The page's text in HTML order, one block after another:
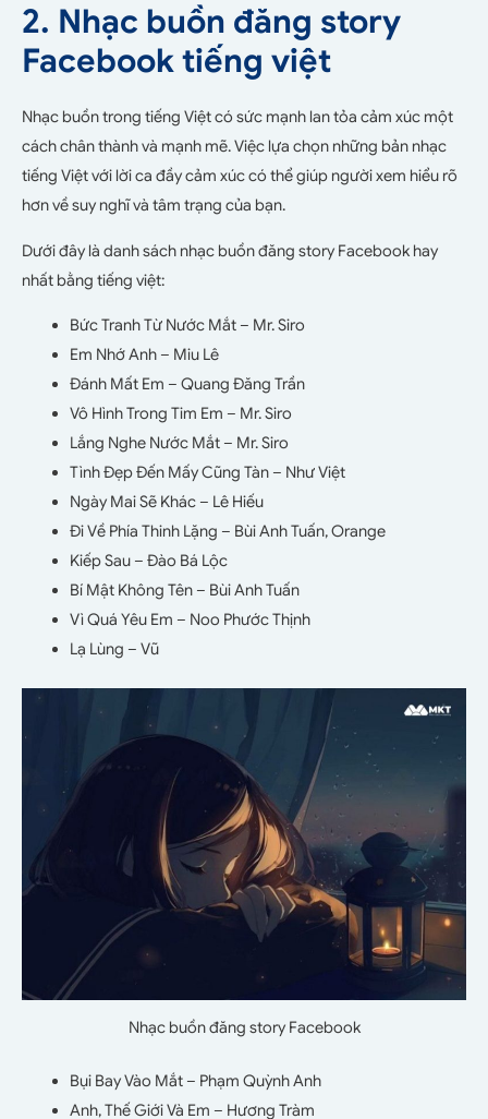
2. Nhạc buồn đăng story
Facebook tiếng việt
Nhạc buồn trong tiếng Việt có sức mạnh lan tỏa cảm xúc một
cách chân thành và mạnh mẽ. Việc lựa chọn những bản nhạc
tiếng Việt với lời ca đầy cảm xúc có thể giúp người xem hiểu rõ
hơn về suy nghĩ và tâm trạng của bạn.
Dưới đây là danh sách nhạc buồn đăng story Facebook hay
nhất bằng tiếng việt:
Bức Tranh Từ Nước Mắt – Mr. Siro
Em Nhớ Anh – Miu Lê
Đánh Mất Em – Quang Đăng Trần
Vô Hình Trong Tim Em – Mr. Siro
Lắng Nghe Nước Mắt – Mr. Siro
Tình Đẹp Đến Mấy Cũng Tàn – Như Việt
Ngày Mai Sẽ Khác – Lê Hiếu
Đi Về Phía Thinh Lặng – Bùi Anh Tuấn, Orange
Kiếp Sau – Đào Bá Lộc
Bí Mật Không Tên – Bùi Anh Tuấn
Vì Quá Yêu Em – Noo Phước Thịnh
Lạ Lùng – Vũ
Nhạc buồn đăng story Facebook
Bụi Bay Vào Mắt – Phạm Quỳnh Anh
Anh, Thế Giới Và Em – Hương Tràm